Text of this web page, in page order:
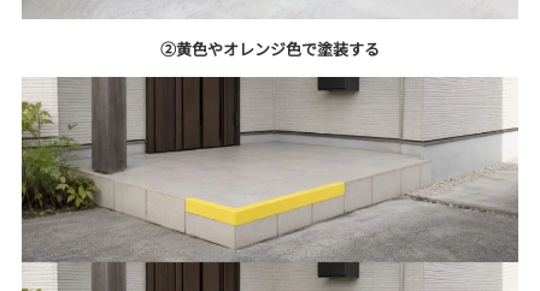
②黄色やオレンジ色で塗装する